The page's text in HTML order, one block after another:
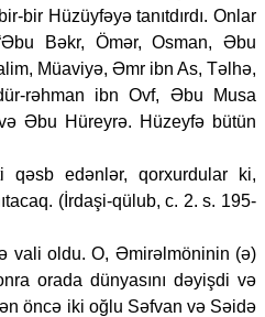
bir Hüzüyfəyə tanıtdırdı. Onlar
Bəkr, Ömər, Osman, Əbu
Müaviyə, Əmr ibn As, Təlhə,
rəhman ibn Ovf, Əbu Musa
Əbu Hüreyrə. Hüzeyfə bütün
qəsb edənlər, qorxurdular ki,
(İrdaşi-qülub, c. 2. s. 195-
vali oldu. O, Əmirəlmöninin (ə)
orada dünyasını dəyişdi və
öncə iki oğlu Səfvan və Səidə